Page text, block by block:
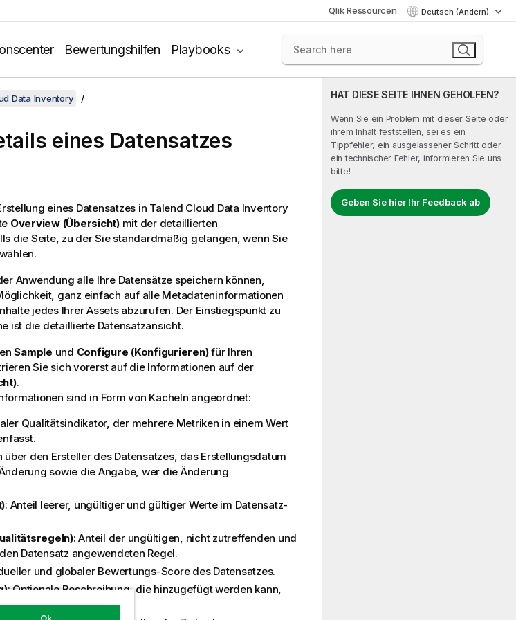
Qlik Ressourcen Deutsch (Ändern)
Bewertungshilfen Playbooks
HAT DIESE SEITE IHNEN GEHOLFEN?
Wenn Sie ein Problem mit dieser Seite oder
ihrem Inhalt feststellen, sei es ein
Tippfehler, ein ausgelassener Schritt oder
ein technischer Fehler, informieren Sie uns
bitte!
Geben Sie hier Ihr Feedback ab
Data Inventory
eines Datensatzes
eines Datensatzes in Talend Cloud Data Inventory
Overview (Übersicht)mit der detaillierten
die Seite, zu der Sie standardmäßig gelangen, wenn Sie
Anwendung alle Ihre Datensätze speichern können,
ganz einfach auf alle Metadateninformationen
jedes Ihrer Assets abzurufen. Der Einstiegspunkt zu
ist die detaillierte Datensatzansicht.
Sample und Configure (Konfigurieren)für Ihren
Sie sich vorerst auf die Informationen auf der
.
sind in Form von Kacheln angeordnet:
Qualitätsindikator, der mehrere Metriken in einem Wert
über den Ersteller des Datensatzes, das Erstellungsdatum
sowie die Angabe, wer die Änderung
: Anteil leerer, ungültiger und gültiger Werte im Datensatz-
: Anteil der ungültigen, nicht zutreffenden und
Datensatz angewendeten Regel.
und globaler Bewertungs-Score des Datensatzes.
: Optionale Beschreibung, die hinzugefügt werden kann,
den Datensatz zu teilen.